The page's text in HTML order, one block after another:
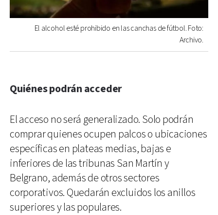
El alcohol esté prohibido en las canchas de fútbol. Foto:
Archivo.
Quiénes podrán acceder
El acceso no será generalizado. Solo podrán
comprar quienes ocupen palcos o ubicaciones
específicas en plateas medias, bajas e
inferiores de las tribunas San Martín y
Belgrano, además de otros sectores
corporativos. Quedarán excluidos los anillos
superiores y las populares.